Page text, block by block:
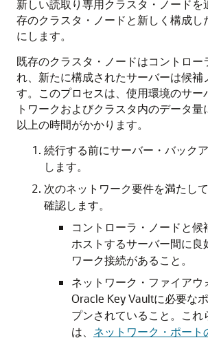
新しい読取り専用クラスタ・ノードを
存のクラスタ・ノードと新しく構成し
にします。
既存のクラスタ・ノードはコントロー
れ、新たに構成されたサーバーは候補
す。このプロセスは、使用環境のサー
トワークおよびクラスタ内のデータ
以上の時間がかかります。
続行する前にサーバー・バック
します。
次のネットワーク要件を満たし
確認します。
コントローラ・ノードと候
ホストするサーバー間に良
ワーク接続があること。
ネットワーク・ファイアウ
Oracle Key Vaultに必要な
プンされていること。これ
は、 ネットワーク・ポート